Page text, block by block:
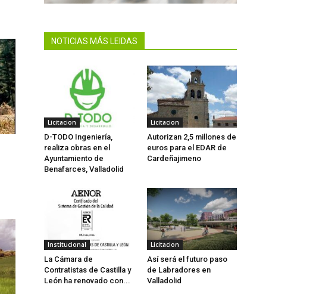
NOTICIAS MÁS LEIDAS
Licitacion
D-TODO Ingeniería,
realiza obras en el
Ayuntamiento de
Benafarces, Valladolid
Licitacion
Autorizan 2,5 millones de
euros para el EDAR de
Cardeñajimeno
Institucional
La Cámara de
Contratistas de Castilla y
León ha renovado con...
Licitacion
Así será el futuro paso
de Labradores en
Valladolid